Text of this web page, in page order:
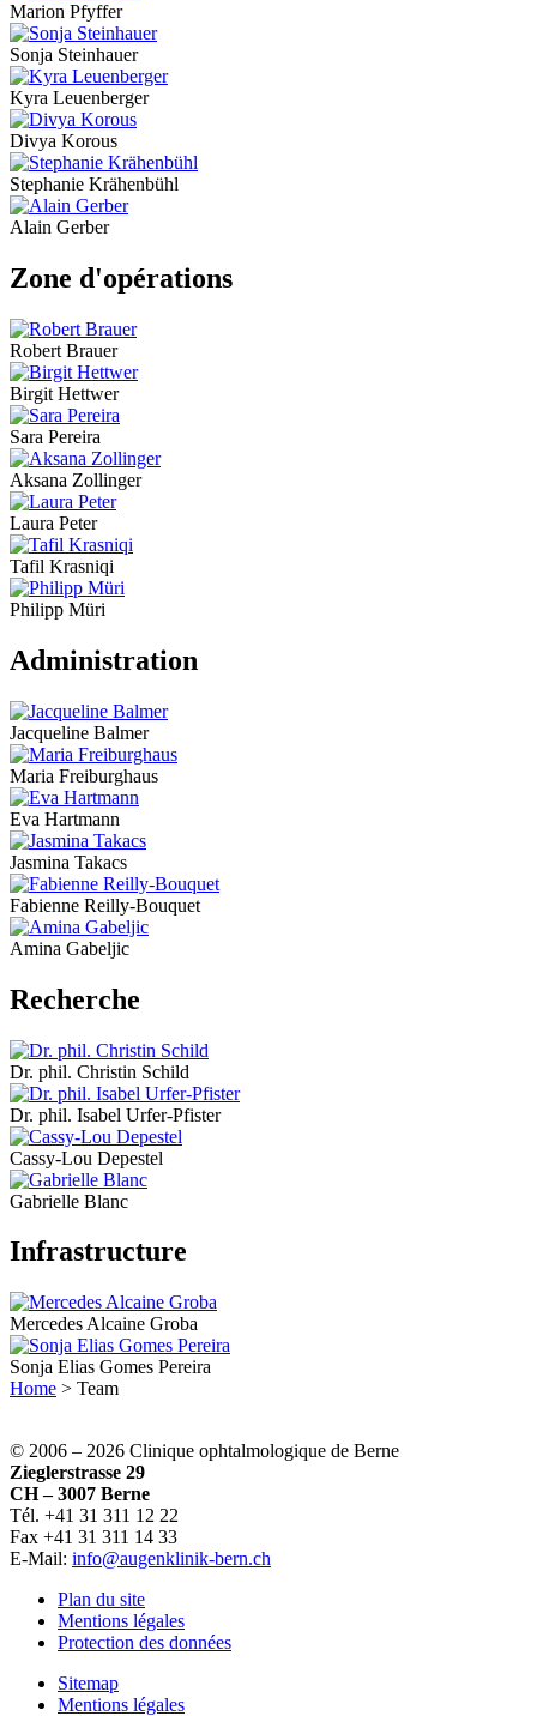
Marion Pfyffer
Sonja Steinhauer
Kyra Leuenberger
Divya Korous
Stephanie Krähenbühl
Alain Gerber
Zone d'opérations
Robert Brauer
Birgit Hettwer
Sara Pereira
Aksana Zollinger
Laura Peter
Tafil Krasniqi
Philipp Müri
Administration
Jacqueline Balmer
Maria Freiburghaus
Eva Hartmann
Jasmina Takacs
Fabienne Reilly-Bouquet
Amina Gabeljic
Recherche
Dr. phil. Christin Schild
Dr. phil. Isabel Urfer-Pfister
Cassy-Lou Depestel
Gabrielle Blanc
Infrastructure
Mercedes Alcaine Groba
Sonja Elias Gomes Pereira
Home > Team
© 2006 – 2026 Clinique ophtalmologique de Berne
Zieglerstrasse 29
CH – 3007 Berne
Tél. +41 31 311 12 22
Fax +41 31 311 14 33
E-Mail: info@augenklinik-bern.ch
Plan du site
Mentions légales
Protection des données
Sitemap
Mentions légales